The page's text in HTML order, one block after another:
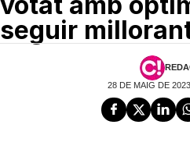
seguir
28 DE MAIG DE